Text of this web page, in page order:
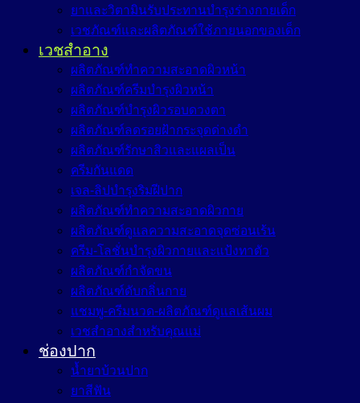
ยาและวิตามินรับประทานบำรุงร่างกายเด็ก
เวชภัณฑ์และผลิตภัณฑ์ใช้ภายนอกของเด็ก
เวชสำอาง
ผลิตภัณฑ์ทำความสะอาดผิวหน้า
ผลิตภัณฑ์ครีมบำรุงผิวหน้า
ผลิตภัณฑ์บำรุงผิวรอบดวงตา
ผลิตภัณฑ์ลดรอยฝ้ากระจุดด่างดำ
ผลิตภัณฑ์รักษาสิวและแผลเป็น
ครีมกันแดด
เจล-ลิปบำรุงริมฝีปาก
ผลิตภัณฑ์ทำความสะอาดผิวกาย
ผลิตภัณฑ์ดูแลความสะอาดจุดซ่อนเร้น
ครีม-โลชั่นบำรุงผิวกายและแป้งทาตัว
ผลิตภัณฑ์กำจัดขน
ผลิตภัณฑ์ดับกลิ่นกาย
แชมพู-ครีมนวด-ผลิตภัณฑ์ดูแลเส้นผม
เวชสำอางสำหรับคุณแม่
ช่องปาก
น้ำยาบ้วนปาก
ยาสีฟัน